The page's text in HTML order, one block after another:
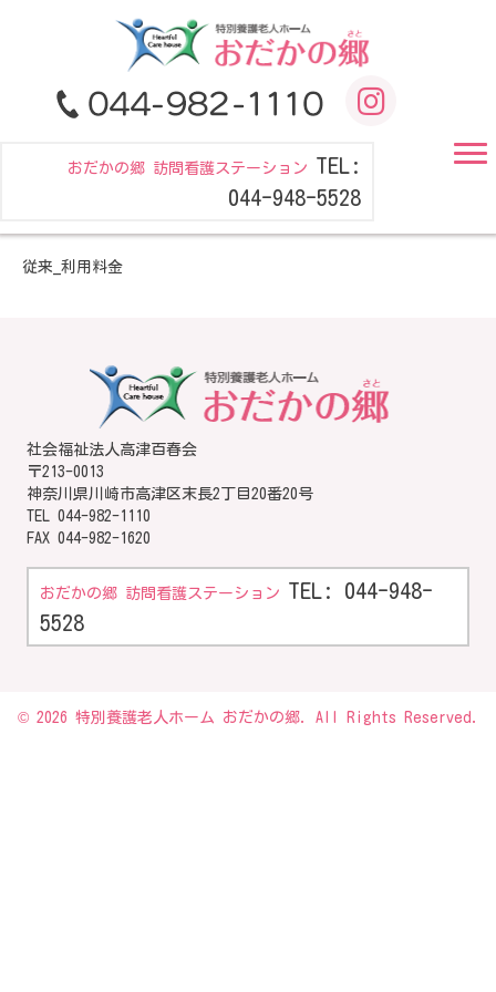
おだかの郷 訪問看護ステーション TEL:
044-948-5528
従来_利用料金
社会福祉法人高津百春会
〒213-0013
神奈川県川崎市高津区末長2丁目20番20号
TEL 044-982-1110
FAX 044-982-1620
おだかの郷 訪問看護ステーション TEL: 044-948-
5528
© 2026 特別養護老人ホーム おだかの郷. All Rights Reserved.